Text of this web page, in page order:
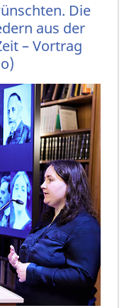
Die
aus der
– Vortrag